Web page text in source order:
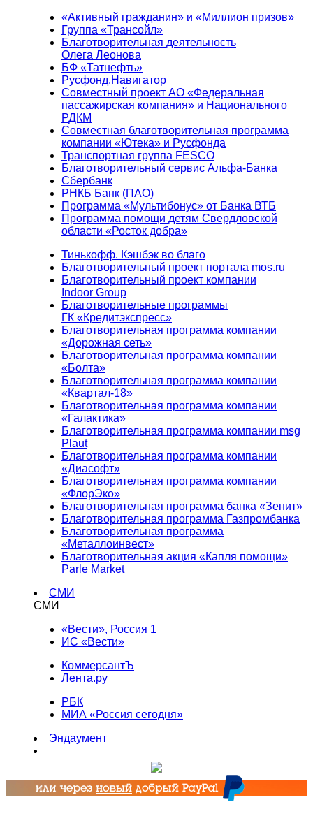
«Активный гражданин» и «Миллион призов»
Группа «Трансойл»
Благотворительная деятельность
Олега Леонова
БФ «Татнефть»
Русфонд.Навигатор
Совместный проект АО «Федеральная
пассажирская компания» и Национального
РДКМ
Совместная благотворительная программа
компании «Ютека» и Русфонда
Транспортная группа FESCO
Благотворительный сервис Альфа-Банка
Сбербанк
РНКБ Банк (ПАО)
Программа «Мультибонус» от Банка ВТБ
Программа помощи детям Свердловской
области «Росток добра»
Тинькофф. Кэшбэк во благо
Благотворительный проект портала mos.ru
Благотворительный проект компании
Indoor Group
Благотворительные программы
ГК «Кредитэкспресс»
Благотворительная программа компании
«Дорожная сеть»
Благотворительная программа компании
«Болта»
Благотворительная программа компании
«Квартал-18»
Благотворительная программа компании
«Галактика»
Благотворительная программа компании msg
Plaut
Благотворительная программа компании
«Диасофт»
Благотворительная программа компании
«ФлорЭко»
Благотворительная программа банка «Зенит»
Благотворительная программа Газпромбанка
Благотворительная программа
«Металлоинвест»
Благотворительная акция «Капля помощи»
Parle Market
СМИ
СМИ
«Вести», Россия 1
ИС «Вести»
КоммерсантЪ
Лента.ру
РБК
МИА «Россия сегодня»
Эндаумент